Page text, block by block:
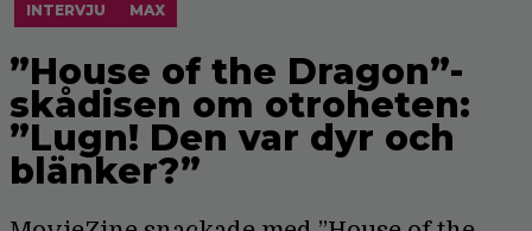
INTERVJU MAX
”House of the Dragon”-
skådisen om otroheten:
”Lugn! Den var dyr och
blänker?”